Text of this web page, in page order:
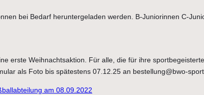
bei Bedarf heruntergeladen werden. B-Juniorinnen C-
erste Weihnachtsaktion. Für alle, die für ihre
als Foto bis spätestens 07.12.25 an bestellung@bwo-
am 08.09.2022